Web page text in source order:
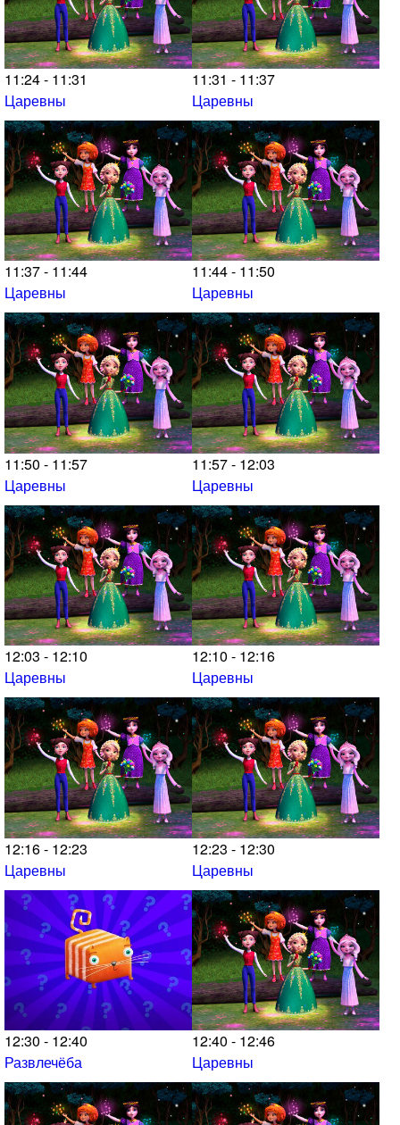
11:24 - 11:31
Царевны
11:31 - 11:37
Царевны
11:37 - 11:44
Царевны
11:44 - 11:50
Царевны
11:50 - 11:57
Царевны
11:57 - 12:03
Царевны
12:03 - 12:10
Царевны
12:10 - 12:16
Царевны
12:16 - 12:23
Царевны
12:23 - 12:30
Царевны
12:30 - 12:40
Развлечёба
12:40 - 12:46
Царевны